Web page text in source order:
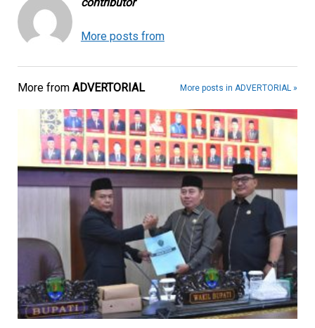
More posts from
More from ADVERTORIAL More posts in ADVERTORIAL »